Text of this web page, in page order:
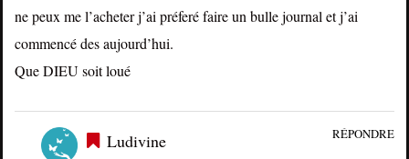
ne peux me l’acheter j’ai préferé faire un bulle journal et j’ai
commencé des aujourd’hui.
Que DIEU soit loué
Ludivine RÉPONDRE